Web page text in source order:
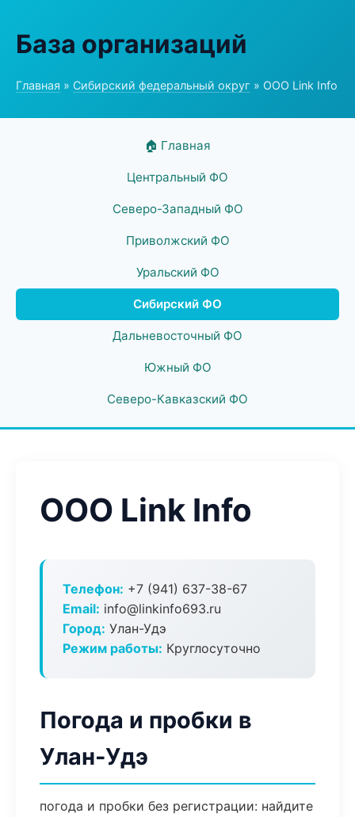
База организаций
Главная » Сибирский федеральный округ » ООО Link Info
🏠 Главная
Центральный ФО
Северо-Западный ФО
Приволжский ФО
Уральский ФО
Сибирский ФО
Дальневосточный ФО
Южный ФО
Северо-Кавказский ФО
ООО Link Info
Телефон: +7 (941) 637-38-67
Email: info@linkinfo693.ru
Город: Улан-Удэ
Режим работы: Круглосуточно
Погода и пробки в
Улан-Удэ
погода и пробки без регистрации: найдите